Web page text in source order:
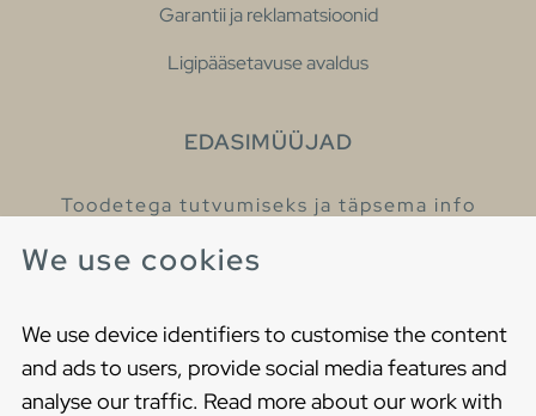
We use cookies
We use device identifiers to customise the content
and ads to users, provide social media features and
analyse our traffic. Read more about our work with
Garantii ja reklamatsioonid
Ligipääsetavuse avaldus
EDASIMÜÜJAD
Toodetega tutvumiseks ja täpsema info